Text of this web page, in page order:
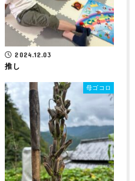
2024.12.03
推し
母ゴコロ